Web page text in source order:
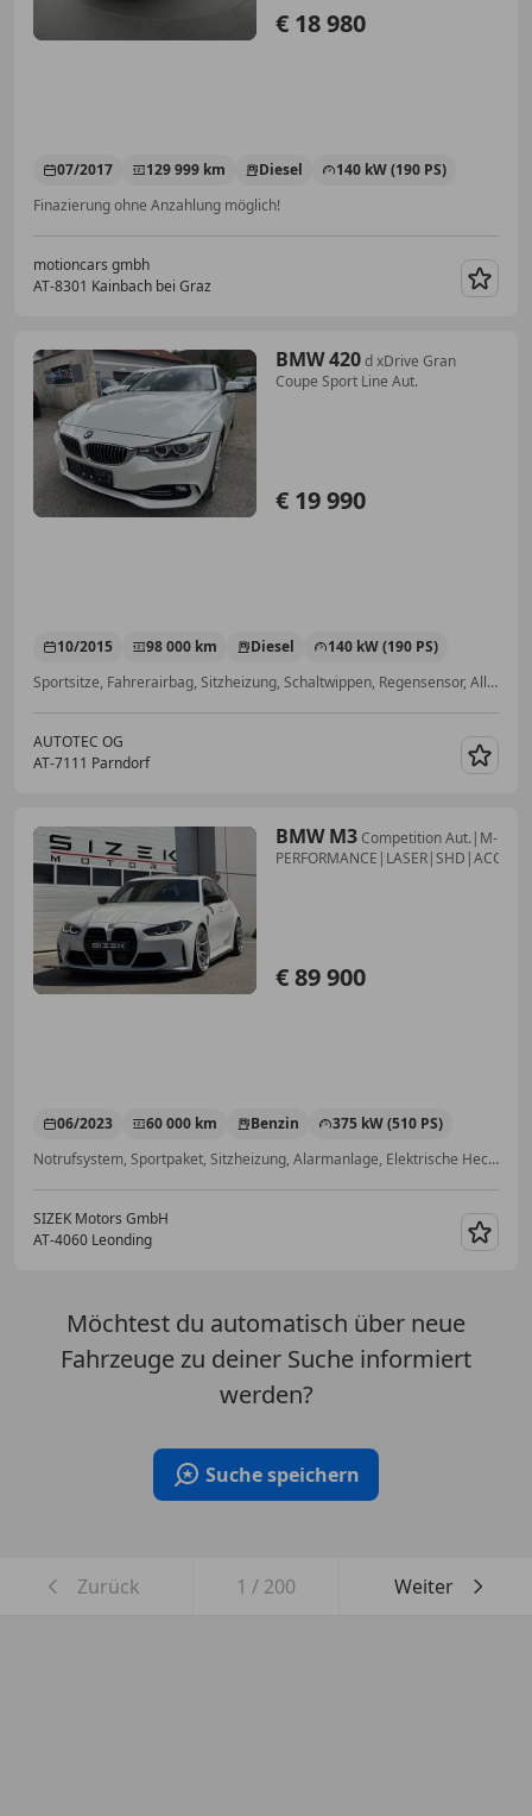
€ 18 980
07/2017 129 999 km Diesel
140 kW (190 PS)
Finazierung ohne Anzahlung möglich!
motioncars gmbh
AT-8301 Kainbach bei Graz
BMW 420d xDrive Gran
Coupe Sport Line Aut.
€ 19 990
10/2015 98 000 km Diesel
140 kW (190 PS)
Sportsitze, Fahrerairbag, Sitzheizung, Schaltwippen, Regensensor, Allrad, Einparkhilfe Sensoren hinten, Xenonscheinwerfer
AUTOTEC OG
AT-7111 Parndorf
BMW M3Competition Aut.|M-
PERFORMANCE|LASER|SHD|ACC
€ 89 900
06/2023 60 000 km Benzin
375 kW (510 PS)
Notrufsystem, Sportpaket, Sitzheizung, Alarmanlage, Elektrische Heckklappe, Elektrische Sitze, Abstandstempomat, Schlüssellose Zentralverriegelung
SIZEK Motors GmbH
AT-4060 Leonding
Möchtest du automatisch über neue
Fahrzeuge zu deiner Suche informiert
werden?
Suche speichern
Zurück 1 / 200 Weiter